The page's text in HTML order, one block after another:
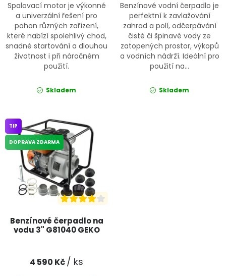
Spalovací motor je výkonné
a univerzální řešení pro
pohon různých zařízení,
které nabízí spolehlivý chod,
snadné startování a dlouhou
životnost i při náročném
použití.
Skladem
Benzínové vodní čerpadlo je
perfektní k zavlažování
zahrad a polí, odčerpávání
čisté či špinavé vody ze
zatopených prostor, výkopů
a vodních nádrží. Ideální pro
použití na...
Skladem
Benzínové čerpadlo na
vodu 3" G81040 GEKO
TIP
DOPRAVA ZDARMA
4 590 Kč/ ks